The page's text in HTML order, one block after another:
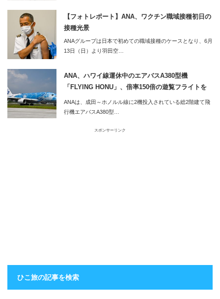
【フォトレポート】ANA、ワクチン職域接種初日の
接種光景
ANAグループは日本で初めての職域接種のケースとなり、6月
13日（日）より羽田空…
ANA、ハワイ線運休中のエアバスA380型機
「FLYING HONU」、倍率150倍の遊覧フライトを
実施
ANAは、成田～ホノルル線に2機投入されている総2階建て飛
行機エアバスA380型…
スポンサーリンク
ひこ旅の記事を検索